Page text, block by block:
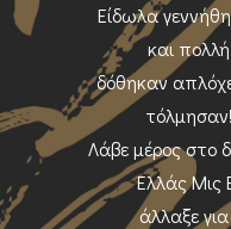
Είδωλα
και
δόθηκαν
Λάβε μέρος στο
Ελλάς Μις
άλλαξε